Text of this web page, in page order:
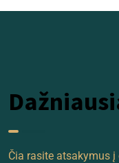
Čia rasite atsakymus